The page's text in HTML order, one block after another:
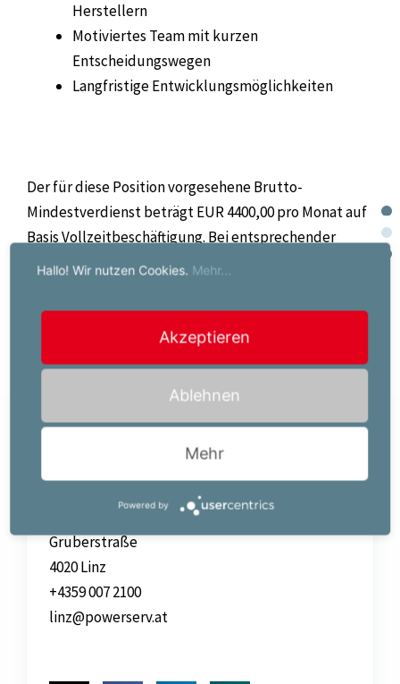
Herstellern
Motiviertes Team mit kurzen
Entscheidungswegen
Langfristige Entwicklungsmöglichkeiten
Der für diese Position vorgesehene Brutto-
Mindestverdienst beträgt EUR 4400,00 pro Monat auf
Basis Vollzeitbeschäftigung. Bei entsprechender
Qualifikation oder Berufserfahrung ist eine
Jetzt bewerben!
Powerserv Austria GmbH
Gruberstraße
4020 Linz
+4359 007 2100
linz@powerserv.at
Hallo! Wir nutzen Cookies. Mehr...
Akzeptieren
Ablehnen
Mehr
Powered by